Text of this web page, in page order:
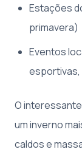
Estações
primavera)
Eventos
esportivas,
O
um inverno
caldos e